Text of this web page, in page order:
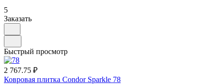
5
Заказать
Быстрый просмотр
2 767.75 ₽
Ковровая плитка Condor Sparkle 78